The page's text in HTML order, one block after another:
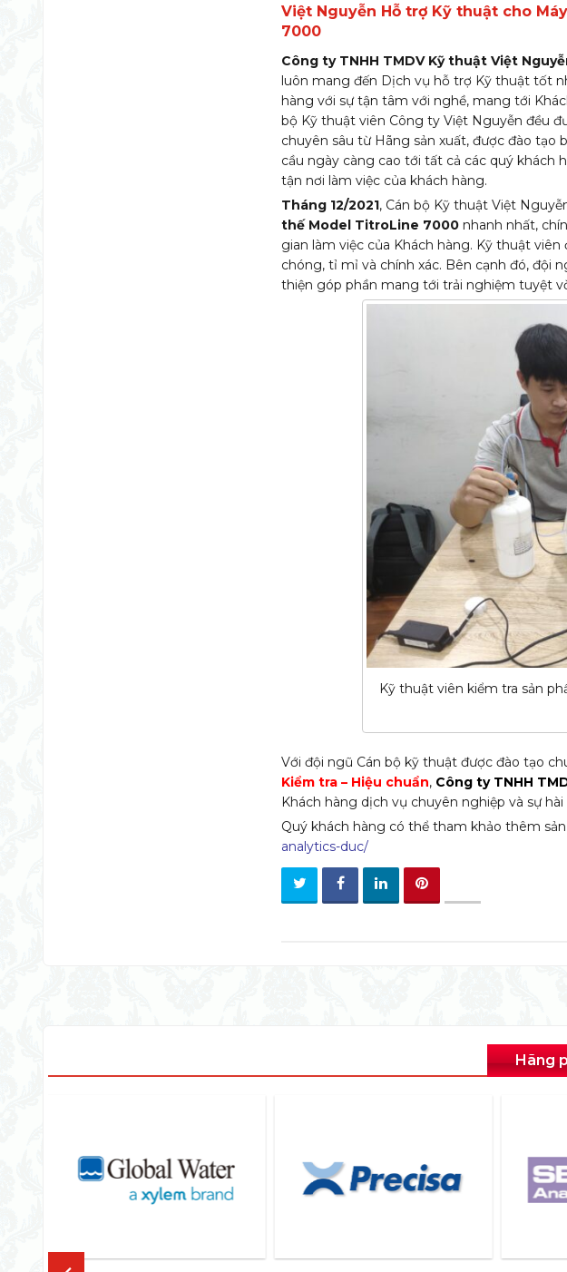
Việt Nguyễn Hỗ trợ Kỹ thuật cho
7000
Công ty TNHH TMDV Kỹ thuật Việt
luôn mang đến Dịch vụ hỗ trợ Kỹ thuật tốt
hàng với sự tận tâm với nghề, mang tới
bộ Kỹ thuật viên Công ty Việt Nguyễn đều
chuyên sâu từ Hãng sản xuất, được đào tạo
cầu ngày càng cao tới tất cả các quý khách
tận nơi làm việc của khách hàng.
Tháng 12/2021, Cán bộ Kỹ thuật Việt
thế Model TitroLine 7000 nhanh nhất,
gian làm việc của Khách hàng. Kỹ thuật
chóng, tỉ mỉ và chính xác. Bên cạnh đó, đội
thiện góp phần mang tới trải nghiệm tuyệt
Kỹ thuật viên kiểm tra sản
Với đội ngũ Cán bộ kỹ thuật được đào tạo
Kiểm tra – Hiệu chuẩn, Công ty TNHH
Khách hàng dịch vụ chuyên nghiệp và sự
Quý khách hàng có thể tham khảo thêm
analytics-duc/
Hãng